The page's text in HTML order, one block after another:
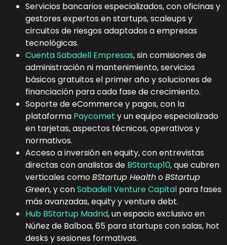
Servicios bancarios especializados, con oficinas y
gestores expertos en startups, scaleups y
circuitos de riesgos adaptados a empresas
tecnológicas.
Cuenta Sabadell Empresas, sin comisiones de
administración ni mantenimiento, servicios
básicos gratuitos el primer año y soluciones de
financiación para cada fase de crecimiento.
Soporte de eCommerce y pagos, con la
plataforma Paycomet y un equipo especializado
en tarjetas, aspectos técnicos, operativos y
normativos.
Acceso a inversión en equity, con entrevistas
directas con analistas de BStartup10, que cubren
verticales comoBStartup HealthoBStartup
Green, y conSabadell Venture Capital para fases
más avanzadas, equity y venture debt.
Hub BStartup Madrid, un espacio exclusivo en
Núñez de Balboa, 65 para startups con salas, hot
desks y sesiones formativas.